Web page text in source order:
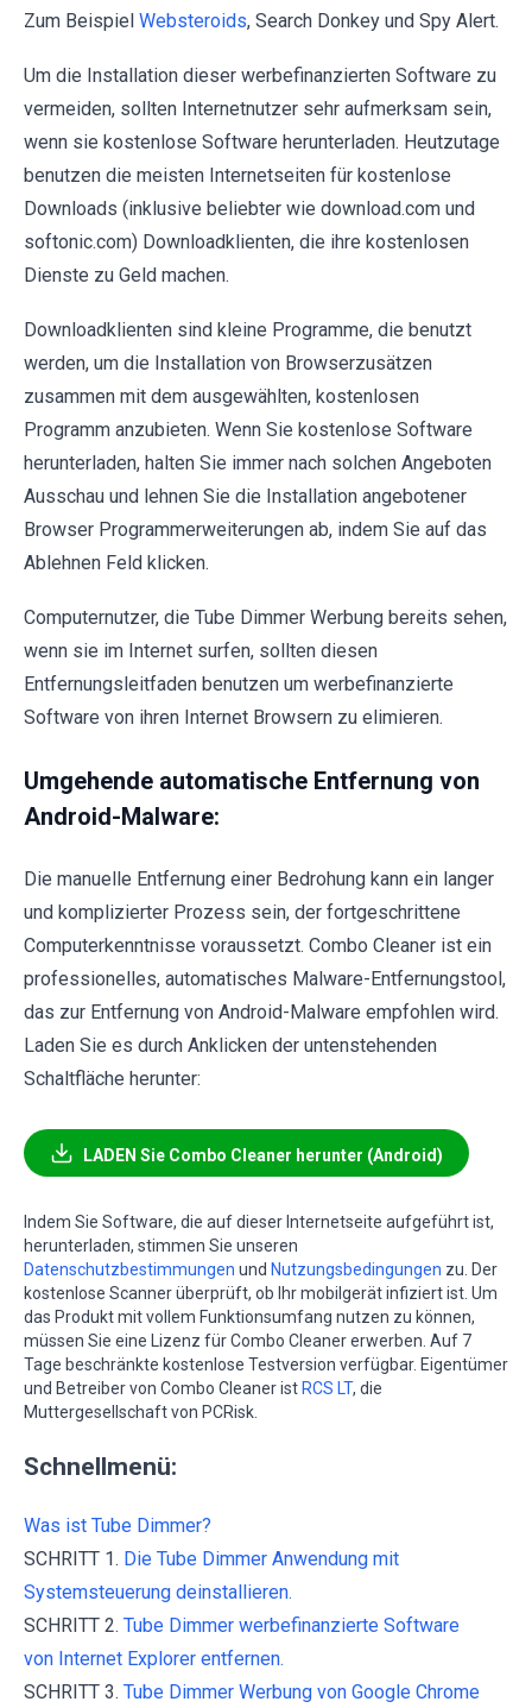
Zum Beispiel Websteroids, Search Donkey und Spy Alert.
Um die Installation dieser werbefinanzierten Software zu
vermeiden, sollten Internetnutzer sehr aufmerksam sein,
wenn sie kostenlose Software herunterladen. Heutzutage
benutzen die meisten Internetseiten für kostenlose
Downloads (inklusive beliebter wie download.com und
softonic.com) Downloadklienten, die ihre kostenlosen
Dienste zu Geld machen.
Downloadklienten sind kleine Programme, die benutzt
werden, um die Installation von Browserzusätzen
zusammen mit dem ausgewählten, kostenlosen
Programm anzubieten. Wenn Sie kostenlose Software
herunterladen, halten Sie immer nach solchen Angeboten
Ausschau und lehnen Sie die Installation angebotener
Browser Programmerweiterungen ab, indem Sie auf das
Ablehnen Feld klicken.
Computernutzer, die Tube Dimmer Werbung bereits sehen,
wenn sie im Internet surfen, sollten diesen
Entfernungsleitfaden benutzen um werbefinanzierte
Software von ihren Internet Browsern zu elimieren.
Umgehende automatische Entfernung von
Android-Malware:
Die manuelle Entfernung einer Bedrohung kann ein langer
und komplizierter Prozess sein, der fortgeschrittene
Computerkenntnisse voraussetzt. Combo Cleaner ist ein
professionelles, automatisches Malware-Entfernungstool,
das zur Entfernung von Android-Malware empfohlen wird.
Laden Sie es durch Anklicken der untenstehenden
Schaltfläche herunter:
LADEN Sie Combo Cleaner herunter (Android)
Indem Sie Software, die auf dieser Internetseite aufgeführt ist,
herunterladen, stimmen Sie unseren
Datenschutzbestimmungen und Nutzungsbedingungen zu. Der
kostenlose Scanner überprüft, ob Ihr mobilgerät infiziert ist. Um
das Produkt mit vollem Funktionsumfang nutzen zu können,
müssen Sie eine Lizenz für Combo Cleaner erwerben. Auf 7
Tage beschränkte kostenlose Testversion verfügbar. Eigentümer
und Betreiber von Combo Cleaner ist RCS LT, die
Muttergesellschaft von PCRisk.
Schnellmenü:
Was ist Tube Dimmer?
SCHRITT 1. Die Tube Dimmer Anwendung mit
Systemsteuerung deinstallieren.
SCHRITT 2. Tube Dimmer werbefinanzierte Software
von Internet Explorer entfernen.
SCHRITT 3. Tube Dimmer Werbung von Google Chrome